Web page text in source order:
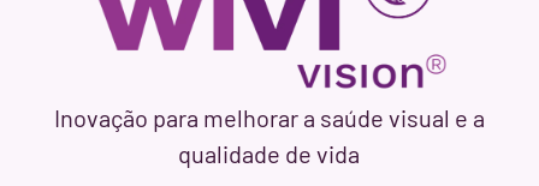
Inovação para melhorar a saúde visual e a
qualidade de vida